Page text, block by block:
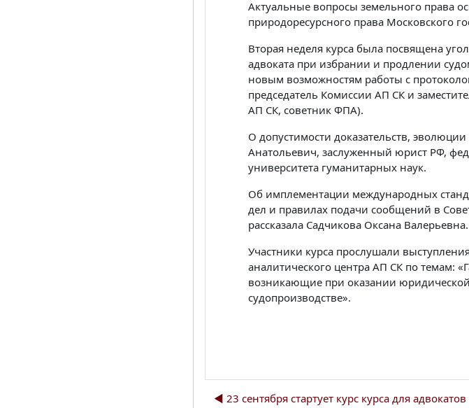
Актуальные вопросы земельного права
природоресурсного права Московского
Вторая неделя курса была посвящена
адвоката при избрании и продлении
новым возможностям работы с
председатель Комиссии АП СК и
АП СК, советник ФПА).
О допустимости доказательств,
Анатольевич, заслуженный юрист РФ,
университета гуманитарных наук.
Об имплементации международных
дел и правилах подачи сообщений в
рассказала Садчикова Оксана Валерьевна.
Участники курса прослушали
аналитического центра АП СК по темам:
возникающие при оказании
судопроизводстве».
◀︎ 23 сентября стартует курс курса для